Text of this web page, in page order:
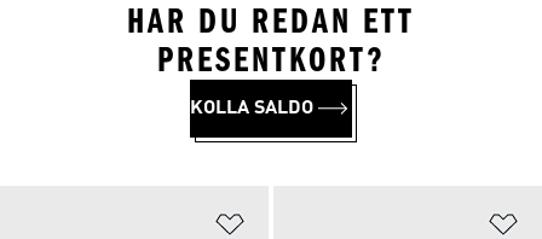
HAR DU REDAN ETT
PRESENTKORT?
KOLLA SALDO